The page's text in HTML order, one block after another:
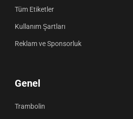
Tüm Etiketler
Kullanım Şartları
Reklam ve Sponsorluk
Genel
Trambolin